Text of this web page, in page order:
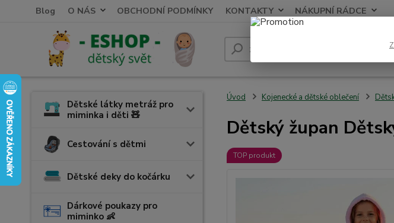
Blog O NÁS OBCHODNÍ PODMÍNKY KONTAKTY NÁKUPNÍ RÁDCE
Dětské látky metráž pro
miminka i děti 🧸
Cestování s dětmi
Dětské deky do kočárku
Dárkové poukazy pro
miminko 👶
Úvod Kojenecké a dětské oblečení
Dětský župan
TOP produkt